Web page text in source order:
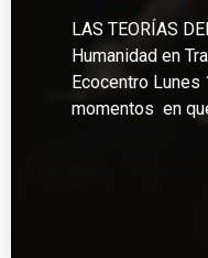
LAS TEORÍAS
Humanidad en
Ecocentro
momentos en